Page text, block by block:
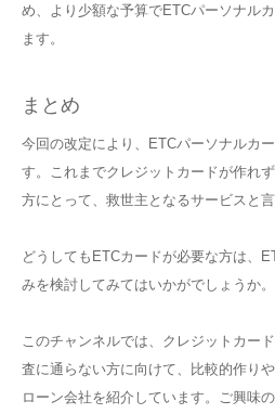
め、より少額な予算でETCパーソナル
ます。
まとめ
今回の改定により、ETCパーソナルカ
す。これまでクレジットカードが作れ
方にとって、救世主となるサービスと言
どうしてもETCカードが必要な方は、
みを検討してみてはいかがでしょうか。
このチャンネルでは、クレジットカー
査に通らない方に向けて、比較的作り
ローン会社を紹介しています。ご興味